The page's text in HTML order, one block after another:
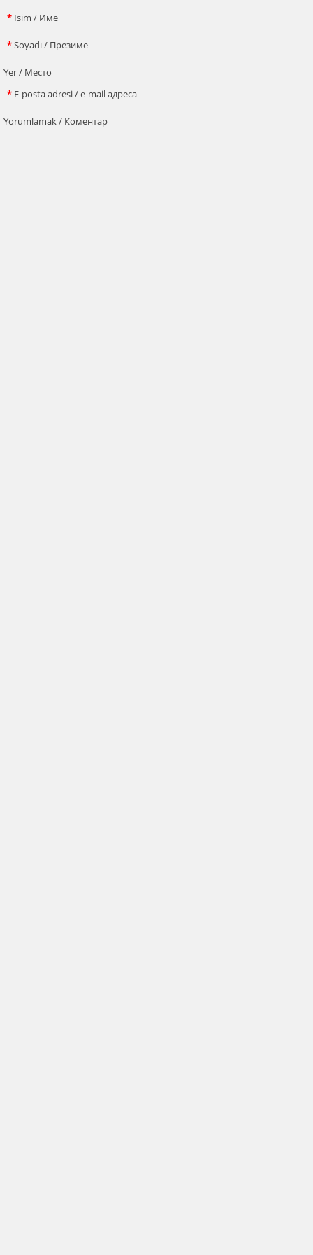
* Isim / Име
*Soyadı / Презиме
Yer / Место
* E-posta adresi / e-mail адреса
Yorumlamak / Коментар